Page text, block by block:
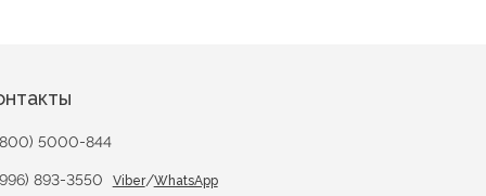
5000-844
893-3550 Viber/WhatsApp